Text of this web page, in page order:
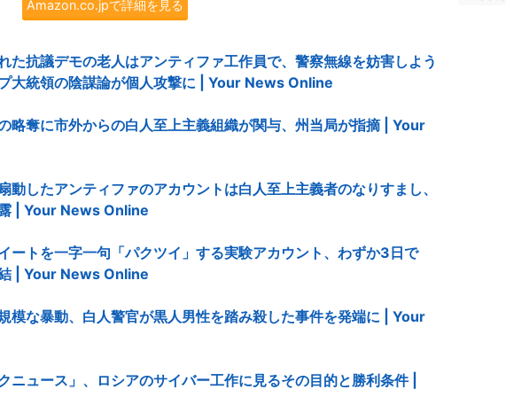
Amazon.co.jpで詳細を見る
た抗議デモの老人はアンティファ工作員で、警察無線を妨害しよう
大統領の陰謀論が個人攻撃に | Your News Online
略奪に市外からの白人至上主義組織が関与、州当局が指摘 | Your
動したアンティファのアカウントは白人至上主義者のなりすまし、
| Your News Online
ートを一字一句「パクツイ」する実験アカウント、わずか3日で
結 | Your News Online
模な暴動、白人警官が黒人男性を踏み殺した事件を発端に | Your
ニュース」、ロシアのサイバー工作に見るその目的と勝利条件 |